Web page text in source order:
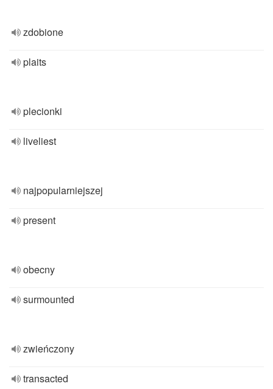
zdobione
plaits
plecionki
liveliest
najpopularniejszej
present
obecny
surmounted
zwieńczony
transacted